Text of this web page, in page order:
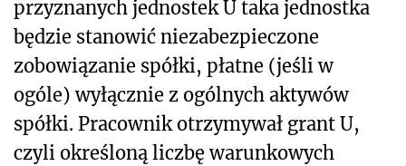
przyznanych jednostek U taka jednostka
będzie stanowić niezabezpieczone
zobowiązanie spółki, płatne (jeśli w
ogóle) wyłącznie z ogólnych aktywów
spółki. Pracownik otrzymywał grant U,
czyli określoną liczbę warunkowych